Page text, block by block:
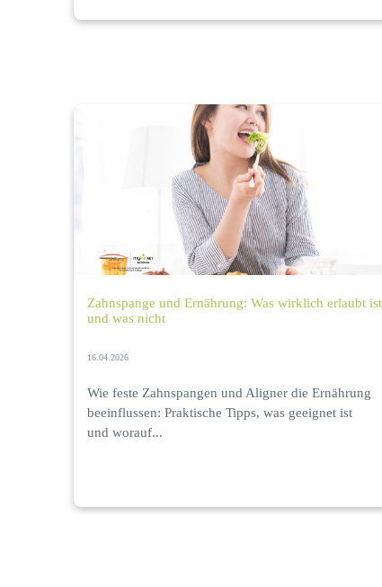
Zahnspange und Ernährung: Was wirklich erlaubt ist
und was nicht
16.04.2026
Wie feste Zahnspangen und Aligner die Ernährung
beeinflussen: Praktische Tipps, was geeignet ist
und worauf...